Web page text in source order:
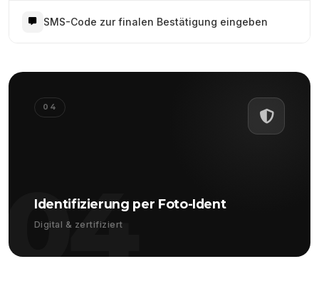
SMS-Code zur finalen Bestätigung eingeben
04
04
Identifizierung per Foto-Ident
Digital & zertifiziert